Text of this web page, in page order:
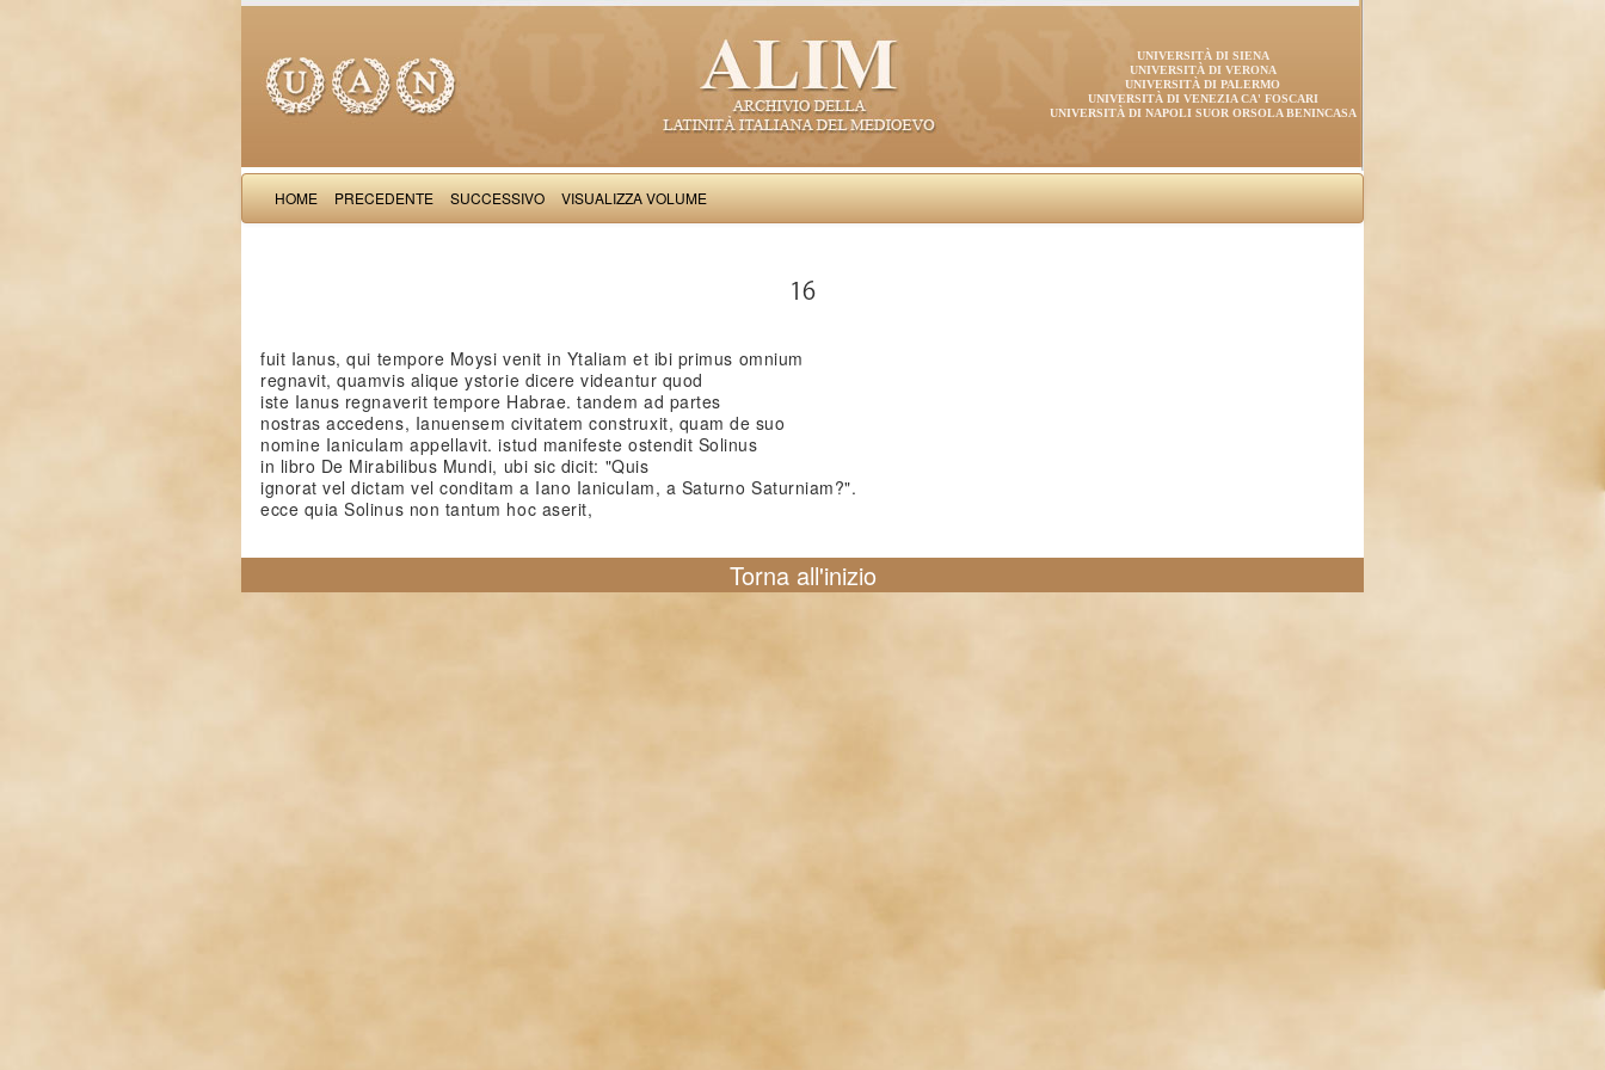
UNIVERSITÀ DI SIENA
UNIVERSITÀ DI VERONA
UNIVERSITÀ DI PALERMO
UNIVERSITÀ DI VENEZIA CA' FOSCARI
UNIVERSITÀ DI NAPOLI SUOR ORSOLA BENINCASA
HOME PRECEDENTE SUCCESSIVO VISUALIZZA VOLUME
16
fuit Ianus, qui tempore Moysi venit in Ytaliam et ibi primus omnium
regnavit, quamvis alique ystorie dicere videantur quod
iste Ianus regnaverit tempore Habrae. tandem ad partes
nostras accedens, Ianuensem civitatem construxit, quam de suo
nomine Ianiculam appellavit. istud manifeste ostendit Solinus
in libro De Mirabilibus Mundi, ubi sic dicit: "Quis
ignorat vel dictam vel conditam a Iano Ianiculam, a Saturno Saturniam?".
ecce quia Solinus non tantum hoc aserit,
Torna all'inizio